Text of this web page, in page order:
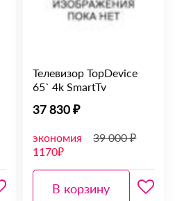
Телевизор TopDevice
65` 4k SmartTv
37 830 ₽
экономия
1170₽
39 000 ₽
В корзину